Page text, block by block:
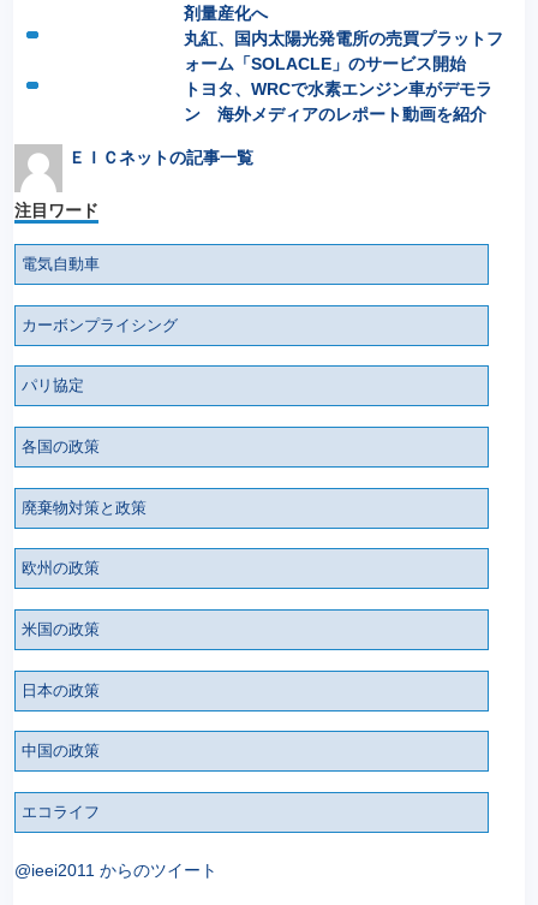
剤量産化へ
丸紅、国内太陽光発電所の売買プラットフ
ォーム「SOLACLE」のサービス開始
トヨタ、WRCで水素エンジン車がデモラ
ン 海外メディアのレポート動画を紹介
ＥＩＣネットの記事一覧
注目ワード
電気自動車
カーボンプライシング
パリ協定
各国の政策
廃棄物対策と政策
欧州の政策
米国の政策
日本の政策
中国の政策
エコライフ
@ieei2011 からのツイート